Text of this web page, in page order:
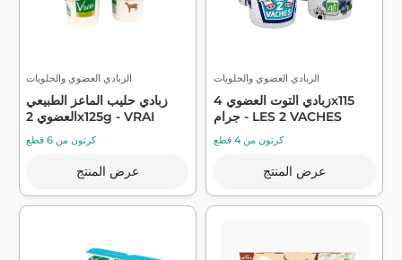
الزبادي العضوي والحلويات
زبادي حليب الماعز الطبيعي
العضوي 2x125g - VRAI
كرتون من 6 قطع
عرض المنتج
الزبادي العضوي والحلويات
زبادي التوت العضوي 4x115
جرام - LES 2 VACHES
كرتون من 4 قطع
عرض المنتج